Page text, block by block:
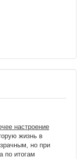
настроение
жизнь в
но при
по итогам